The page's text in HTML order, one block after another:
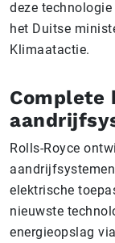
deze
het Duitse
Klimaatactie.
Complete
Rolls-Royce
elektrische
nieuwste
energieopslag